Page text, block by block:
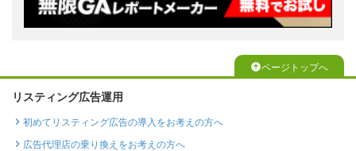
ページトップへ
リスティング広告運用
初めてリスティング広告の導入をお考えの方へ
広告代理店の乗り換えをお考えの方へ